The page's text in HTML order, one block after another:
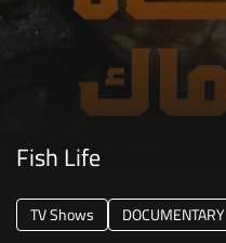
Fish Life
TV Shows DOCUMENTARY